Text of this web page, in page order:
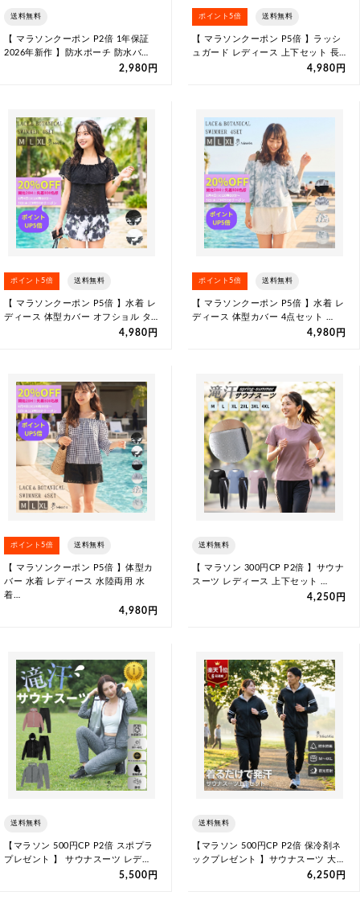
送料無料
【 マラソンクーポン P2倍 1年保証
2026年新作 】防水ポーチ 防水バ…
2,980円
ポイント5倍 送料無料
【 マラソンクーポン P5倍 】ラッシ
ュガード レディース 上下セット 長…
4,980円
ポイント5倍 送料無料
【 マラソンクーポン P5倍 】水着 レ
ディース 体型カバー オフショル タ…
4,980円
ポイント5倍 送料無料
【 マラソンクーポン P5倍 】水着 レ
ディース 体型カバー 4点セット …
4,980円
ポイント5倍 送料無料
【 マラソンクーポン P5倍 】体型カ
バー 水着 レディース 水陸両用 水
着…
4,980円
送料無料
【 マラソン 300円CP P2倍 】サウナ
スーツ レディース 上下セット …
4,250円
送料無料
【マラソン 500円CP P2倍 スポプラ
プレゼント 】 サウナスーツ レデ…
5,500円
送料無料
【マラソン 500円CP P2倍 保冷剤ネ
ックプレゼント 】サウナスーツ 大…
6,250円